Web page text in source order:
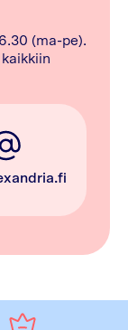
(ma-pe).